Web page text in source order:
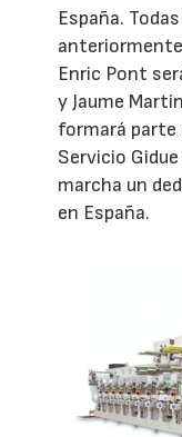
España.
Enric Pont
y Jaume
formará parte
Servicio
marcha un
en España.